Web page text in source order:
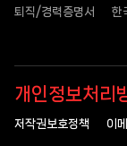
퇴직/경력증명서 한
개인정보처리
저작권보호정책 이